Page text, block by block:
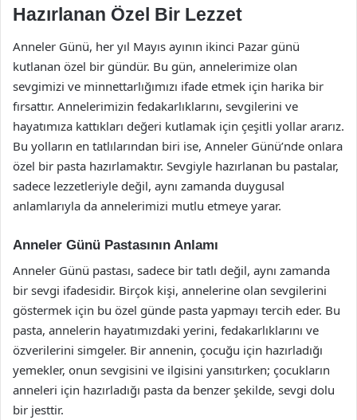
Hazırlanan Özel Bir Lezzet
Anneler Günü, her yıl Mayıs ayının ikinci Pazar günü
kutlanan özel bir gündür. Bu gün, annelerimize olan
sevgimizi ve minnettarlığımızı ifade etmek için harika bir
fırsattır. Annelerimizin fedakarlıklarını, sevgilerini ve
hayatımıza kattıkları değeri kutlamak için çeşitli yollar ararız.
Bu yolların en tatlılarından biri ise, Anneler Günü’nde onlara
özel bir pasta hazırlamaktır. Sevgiyle hazırlanan bu pastalar,
sadece lezzetleriyle değil, aynı zamanda duygusal
anlamlarıyla da annelerimizi mutlu etmeye yarar.
Anneler Günü Pastasının Anlamı
Anneler Günü pastası, sadece bir tatlı değil, aynı zamanda
bir sevgi ifadesidir. Birçok kişi, annelerine olan sevgilerini
göstermek için bu özel günde pasta yapmayı tercih eder. Bu
pasta, annelerin hayatımızdaki yerini, fedakarlıklarını ve
özverilerini simgeler. Bir annenin, çocuğu için hazırladığı
yemekler, onun sevgisini ve ilgisini yansıtırken; çocukların
anneleri için hazırladığı pasta da benzer şekilde, sevgi dolu
bir jesttir.